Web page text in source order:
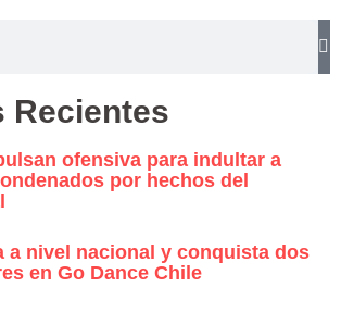
Recientes
ofensiva para indultar a
por hechos del
a nivel nacional y conquista dos
en Go Dance Chile